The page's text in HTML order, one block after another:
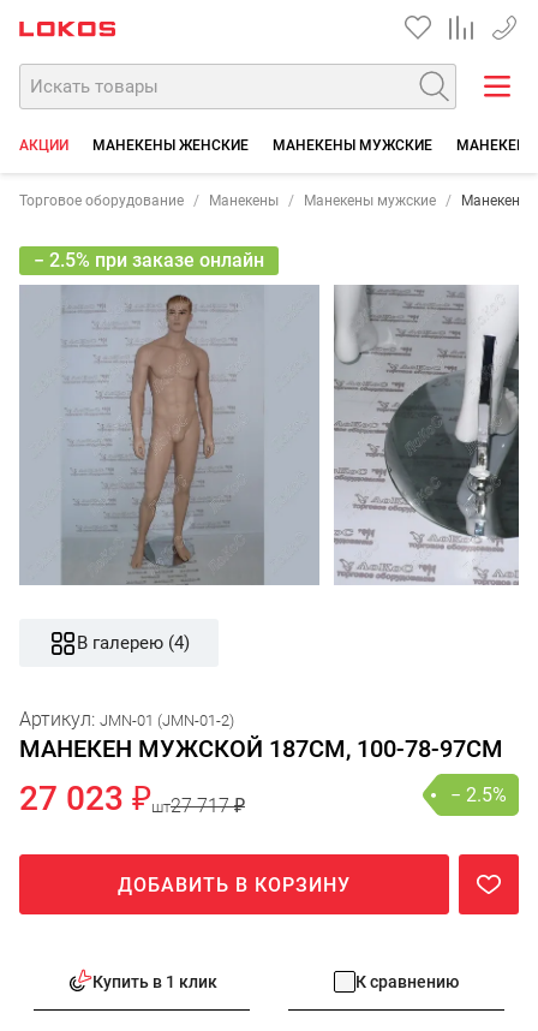
+7
АКЦИИ МАНЕКЕНЫ ЖЕНСКИЕ МАНЕКЕНЫ МУЖСКИЕ
Торговое оборудование Манекены Манекены мужские Манекен
− 2.5% при заказе онлайн
В галерею (4)
Артикул: JMN-01 (JMN-01-2)
МАНЕКЕН МУЖСКОЙ 187СМ, 100-78-97СМ
27 023 ₽шт27 717 ₽ − 2.5%
ДОБАВИТЬ В КОРЗИНУ
Купить в 1 клик К сравнению